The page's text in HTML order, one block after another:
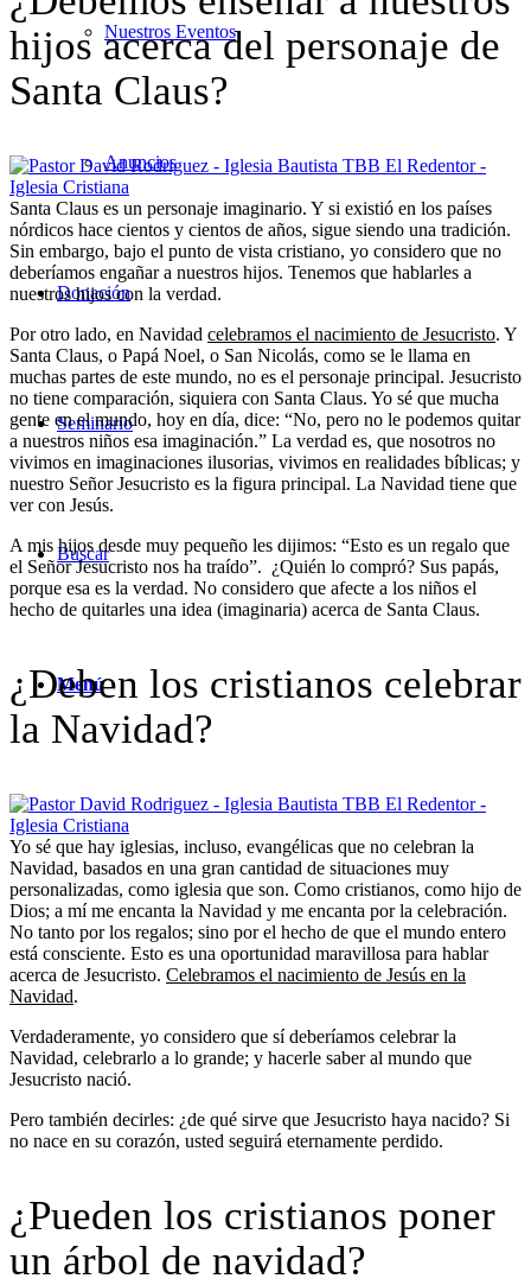
Nuestros Eventos
Anuncios
Donación
Seminario
Buscar
Menú
hijos acerca del personaje de
Santa Claus?
Santa Claus es un personaje imaginario. Y si existió en los países
nórdicos hace cientos y cientos de años, sigue siendo una tradición.
Sin embargo, bajo el punto de vista cristiano, yo considero que no
deberíamos engañar a nuestros hijos. Tenemos que hablarles a
nuestros hijos con la verdad.
Por otro lado, en Navidad celebramos el nacimiento de Jesucristo. Y
Santa Claus, o Papá Noel, o San Nicolás, como se le llama en
muchas partes de este mundo, no es el personaje principal. Jesucristo
no tiene comparación, siquiera con Santa Claus. Yo sé que mucha
gente en el mundo, hoy en día, dice: “No, pero no le podemos quitar
a nuestros niños esa imaginación.” La verdad es, que nosotros no
vivimos en imaginaciones ilusorias, vivimos en realidades bíblicas; y
nuestro Señor Jesucristo es la figura principal. La Navidad tiene que
ver con Jesús.
A mis hijos desde muy pequeño les dijimos: “Esto es un regalo que
el Señor Jesucristo nos ha traído”. ¿Quién lo compró? Sus papás,
porque esa es la verdad. No considero que afecte a los niños el
hecho de quitarles una idea (imaginaria) acerca de Santa Claus.
¿Deben los cristianos celebrar
la Navidad?
Yo sé que hay iglesias, incluso, evangélicas que no celebran la
Navidad, basados en una gran cantidad de situaciones muy
personalizadas, como iglesia que son. Como cristianos, como hijo de
Dios; a mí me encanta la Navidad y me encanta por la celebración.
No tanto por los regalos; sino por el hecho de que el mundo entero
está consciente. Esto es una oportunidad maravillosa para hablar
acerca de Jesucristo. Celebramos el nacimiento de Jesús en la
Navidad.
Verdaderamente, yo considero que sí deberíamos celebrar la
Navidad, celebrarlo a lo grande; y hacerle saber al mundo que
Jesucristo nació.
Pero también decirles: ¿de qué sirve que Jesucristo haya nacido? Si
no nace en su corazón, usted seguirá eternamente perdido.
¿Pueden los cristianos poner
un árbol de navidad?